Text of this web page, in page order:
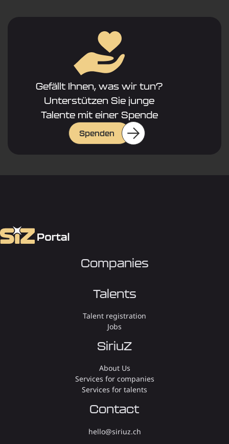
Gefällt Ihnen, was wir tun?
Unterstützen Sie junge
Talente mit einer Spende
Spenden
Companies
Talents
Talent registration
Jobs
SiriuZ
About Us
Services for companies
Services for talents
Contact
hello@siriuz.ch